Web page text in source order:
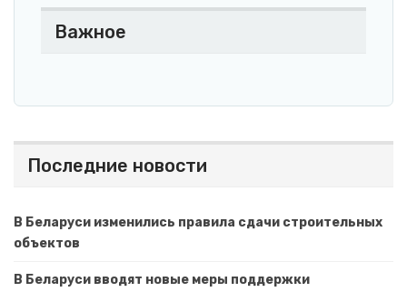
Важное
Последние новости
В Беларуси изменились правила сдачи строительных
объектов
В Беларуси вводят новые меры поддержки